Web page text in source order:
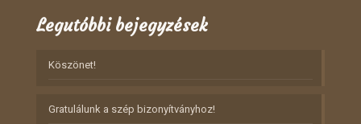
Legutóbbi bejegyzések
Köszönet!
Gratulálunk a szép bizonyítványhoz!